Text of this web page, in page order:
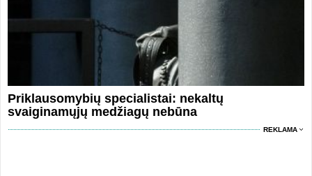
Priklausomybių specialistai: nekaltų
svaiginamųjų medžiagų nebūna
REKLAMA